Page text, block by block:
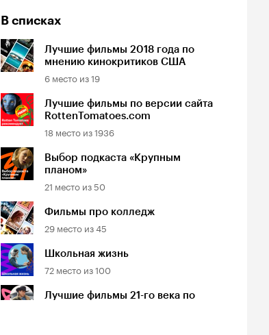
В списках
Лучшие фильмы 2018 года по
мнению кинокритиков США
6 место из19
Лучшие фильмы по версии сайта
RottenTomatoes.com
18 место из1936
Выбор подкаста «Крупным
планом»
21 место из 50
Фильмы про колледж
29 место из45
Школьная жизнь
72 место из100
Лучшие фильмы 21-го века по